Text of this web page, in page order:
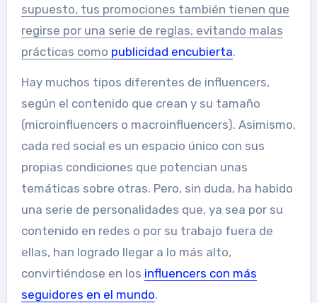
supuesto, tus promociones también tienen que
regirse por una serie de reglas, evitando malas
prácticas como publicidad encubierta.
Hay muchos tipos diferentes de influencers,
según el contenido que crean y su tamaño
(microinfluencers o macroinfluencers). Asimismo,
cada red social es un espacio único con sus
propias condiciones que potencian unas
temáticas sobre otras. Pero, sin duda, ha habido
una serie de personalidades que, ya sea por su
contenido en redes o por su trabajo fuera de
ellas, han logrado llegar a lo más alto,
convirtiéndose en los influencers con más
seguidores en el mundo.